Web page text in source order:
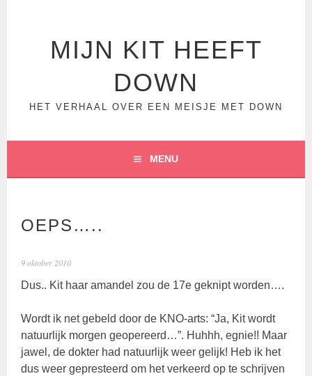
MIJN KIT HEEFT
DOWN
HET VERHAAL OVER EEN MEISJE MET DOWN
MENU
OEPS…..
9 oktober 2010
Dus.. Kit haar amandel zou de 17e geknipt worden….
Wordt ik net gebeld door de KNO-arts: “Ja, Kit wordt
natuurlijk morgen geopereerd…”. Huhhh, egnie!! Maar
jawel, de dokter had natuurlijk weer gelijk! Heb ik het
dus weer gepresteerd om het verkeerd op te schrijven